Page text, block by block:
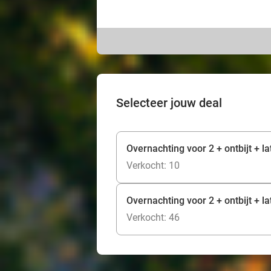
Selecteer jouw deal
Overnachting voor 2 + ontbijt +
Verkocht: 10
Overnachting voor 2 + ontbijt +
Verkocht: 46